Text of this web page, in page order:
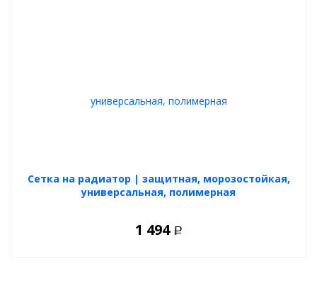
Cетка на радиатор | защитная, морозостойкая,
универсальная, полимерная
1 494 Р